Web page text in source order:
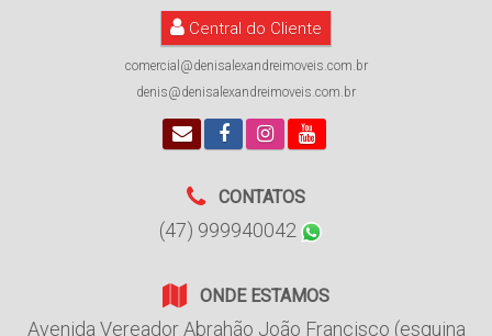
Central do Cliente
comercial@denisalexandreimoveis.com.br
denis@denisalexandreimoveis.com.br
CONTATOS
(47) 999940042
ONDE ESTAMOS
Avenida Vereador Abrahão João Francisco (esquina